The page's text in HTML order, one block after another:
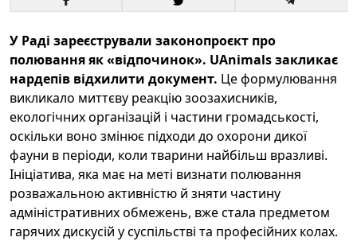
У Раді зареєстрували законопроєкт про
полювання як «відпочинок». UAnimals закликає
нардепів відхилити документ. Це формулювання
викликало миттєву реакцію зоозахисників,
екологічних організацій і частини громадськості,
оскільки воно змінює підходи до охорони дикої
фауни в періоди, коли тварини найбільш вразливі.
Ініціатива, яка має на меті визнати полювання
розважальною активністю й зняти частину
адміністративних обмежень, вже стала предметом
гарячих дискусій у суспільстві та професійних колах.